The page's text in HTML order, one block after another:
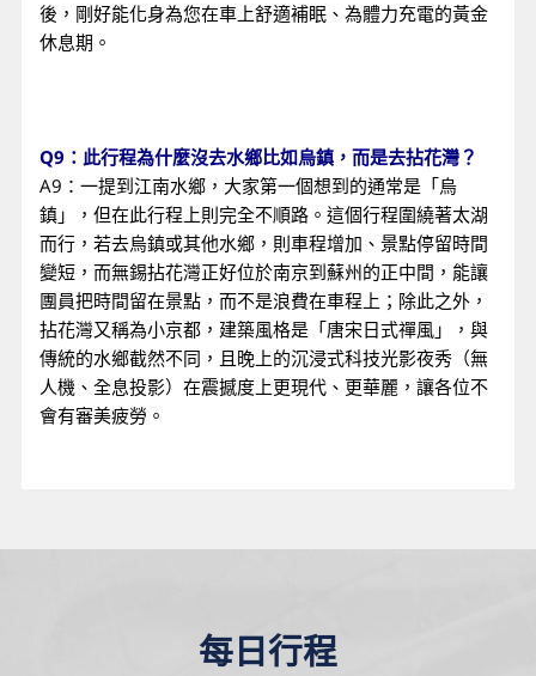
後，剛好能化身為您在車上舒適補眠、為體力充電的黃金
休息期。
Q9：此行程為什麼沒去水鄉比如烏鎮，而是去拈花灣？
A9：一提到江南水鄉，大家第一個想到的通常是「烏
鎮」，但在此行程上則完全不順路。這個行程圍繞著太湖
而行，若去烏鎮或其他水鄉，則車程增加、景點停留時間
變短，而無錫拈花灣正好位於南京到蘇州的正中間，能讓
團員把時間留在景點，而不是浪費在車程上；除此之外，
拈花灣又稱為小京都，建築風格是「唐宋日式禪風」，與
傳統的水鄉截然不同，且晚上的沉浸式科技光影夜秀（無
人機、全息投影）在震撼度上更現代、更華麗，讓各位不
會有審美疲勞。
每日行程